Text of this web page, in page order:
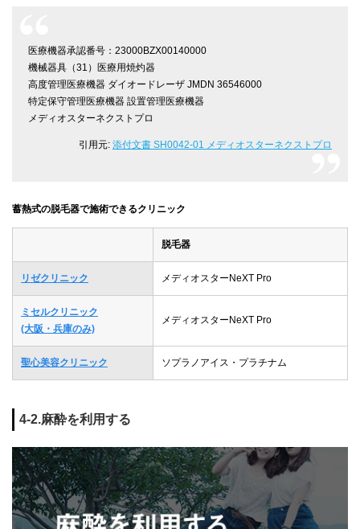
医療機器承認番号：23000BZX00140000
機械器具（31）医療用焼灼器
高度管理医療機器 ダイオードレーザ JMDN 36546000
特定保守管理医療機器 設置管理医療機器
メディオスターネクストプロ
引用元: 添付文書 SH0042-01 メディオスターネクストプロ
蓄熱式の脱毛器で施術できるクリニック
脱毛器
リゼクリニック メディオスターNeXT Pro
ミセルクリニック
(大阪・兵庫のみ)
メディオスターNeXT Pro
聖心美容クリニック ソプラノアイス・プラチナム
4-2.麻酔を利用する